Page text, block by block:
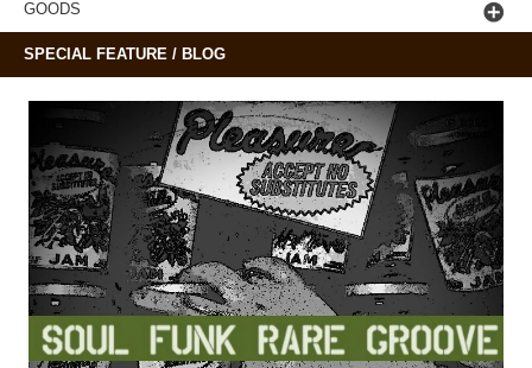
GOODS
SPECIAL FEATURE / BLOG